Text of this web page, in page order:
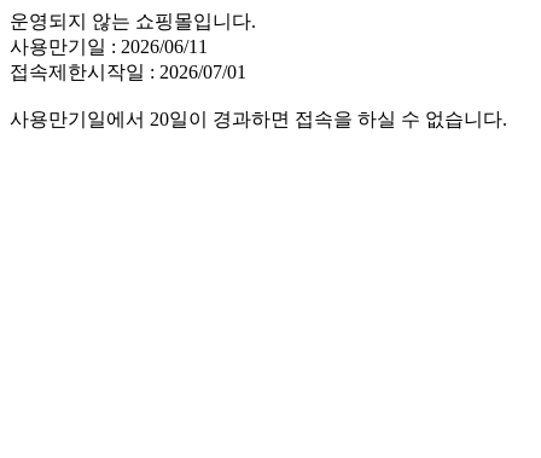
운영되지 않는 쇼핑몰입니다.
사용만기일 : 2026/06/11
접속제한시작일 : 2026/07/01
사용만기일에서 20일이 경과하면 접속을 하실 수 없습니다.